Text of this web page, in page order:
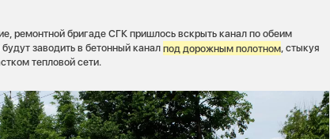
ремонтной бригаде СГК пришлось вскрыть канал по обеим
заводить в бетонный каналпод дорожным полотном, стыкуя
тепловой сети.